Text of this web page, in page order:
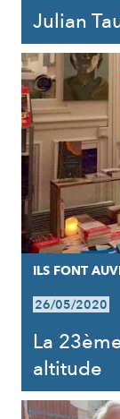
Julian
ILS FONT
26/05/2020
La
altitude